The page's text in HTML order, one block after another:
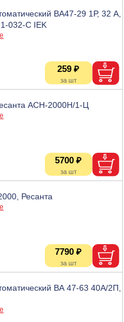
ВА47-29 1Р, 32 А,
032-C IEK
259 ₽
АСН-2000H/1-Ц
5700 ₽
Ресанта
7790 ₽
ВА 47-63 40А/2П,